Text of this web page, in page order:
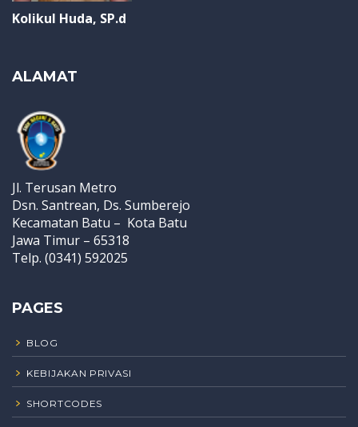
Kolikul Huda, SP.d
ALAMAT
Jl. Terusan Metro
Dsn. Santrean, Ds. Sumberejo
Kecamatan Batu – Kota Batu
Jawa Timur – 65318
Telp. (0341) 592025
PAGES
BLOG
KEBIJAKAN PRIVASI
SHORTCODES